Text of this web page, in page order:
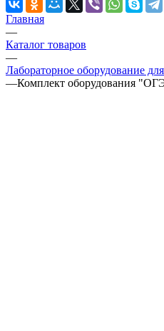
Главная
—
Каталог товаров
—
Лабораторное оборудование
—Комплект оборудования